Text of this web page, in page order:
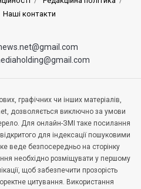
Наші контакти
графічних чи інших матеріалів,
дозволяється виключно за умови
Для онлайн-ЗМІ таке посилання
для індексації пошуковими
веде безпосередньо на сторінку
необхідно розміщувати у першому
щоб забезпечити прозорість
цитування. Використання